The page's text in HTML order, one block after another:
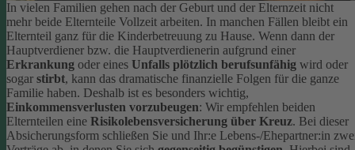
In vielen Familien gehen nach der Geburt und der Elternzeit nicht
mehr beide Elternteile Vollzeit arbeiten. In manchen Fällen bleibt ein
Elternteil ganz für die Kinderbetreuung zu Hause. Wenn dann der
Hauptverdiener bzw. die Hauptverdienerin aufgrund einer
Erkrankung oder eines Unfalls plötzlich berufsunfähig wird oder
sogar stirbt, kann das dramatische finanzielle Folgen für die ganze
Familie haben. Deshalb ist es besonders wichtig,
Einkommensverlusten vorzubeugen: Wir empfehlen beiden
Elternteilen eine Risikolebensversicherung über Kreuz. Bei dieser
Absicherungsform schließen Sie und Ihr:e Lebens-/Ehepartner:in